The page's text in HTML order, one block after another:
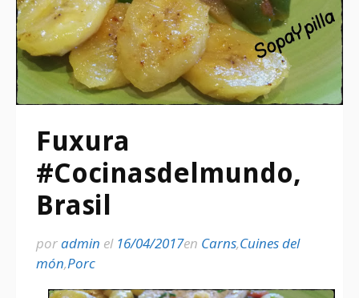
Fuxura
#Cocinasdelmundo,
Brasil
poradmin el 16/04/2017en Carns,Cuines del
món,Porc